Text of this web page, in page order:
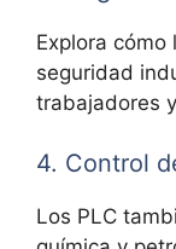
Explora cómo
seguridad
trabajadores
4. Control
Los PLC